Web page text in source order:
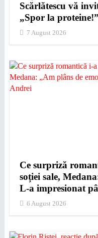
Scărlătescu vă
„Spor la proteine!”
7 August 2026
Ce surpriză
soției sale,
L-a impresionat
6 August 2026